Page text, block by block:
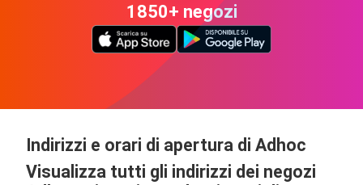
1850+ negozi
Indirizzi e orari di apertura di Adhoc
Visualizza tutti gli indirizzi dei negozi